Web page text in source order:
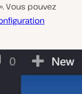
Vous pouvez